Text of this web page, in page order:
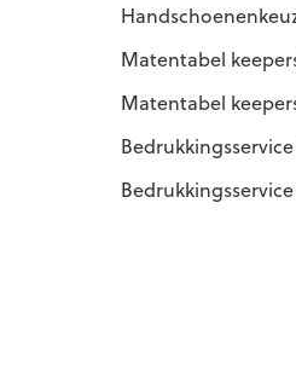
Matentabel
Matentabel